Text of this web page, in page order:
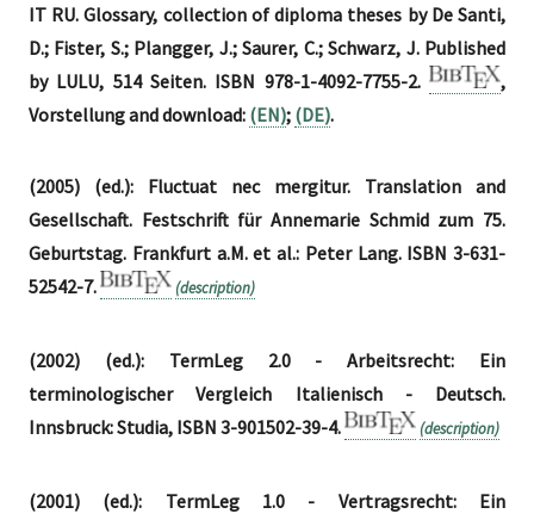
IT RU. Glossary, collection of diploma theses by De Santi,
D.; Fister, S.; Plangger, J.; Saurer, C.; Schwarz, J. Published
by LULU, 514 Seiten. ISBN 978-1-4092-7755-2.
,
Vorstellung and download: (EN); (DE).
(2005) (ed.): Fluctuat nec mergitur. Translation and
Gesellschaft. Festschrift für Annemarie Schmid zum 75.
Geburtstag. Frankfurt a.M. et al.: Peter Lang. ISBN 3-631-
52542-7.
(description)
(2002) (ed.): TermLeg 2.0 - Arbeitsrecht: Ein
terminologischer Vergleich Italienisch - Deutsch.
Innsbruck: Studia, ISBN 3-901502-39-4.
(description)
(2001) (ed.): TermLeg 1.0 - Vertragsrecht: Ein